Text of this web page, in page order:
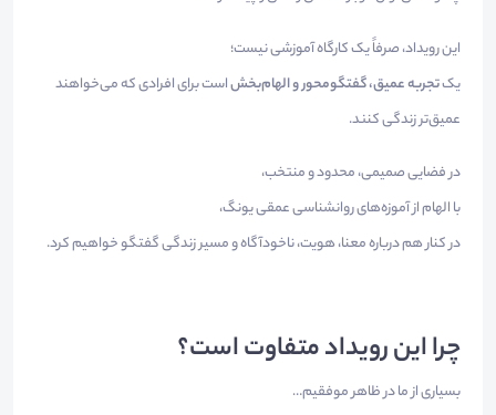
این رویداد، صرفاً یک کارگاه آموزشی نیست؛
یکتجربه عمیق، گفتگو‌محور و الهام‌بخشاست برای افرادی که می‌خواهند
عمیق‌تر زندگی کنند.
در فضایی صمیمی، محدود و منتخب،
با الهام از آموزه‌های روانشناسی عمقی یونگ،
در کنار هم درباره معنا، هویت، ناخودآگاه و مسیر زندگی گفتگو خواهیم کرد.
چرا این رویداد متفاوت است؟
بسیاری از ما در ظاهر موفقیم…